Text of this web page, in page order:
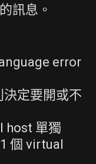
訊息。
error
定要開或不
host 單獨
個 virtual